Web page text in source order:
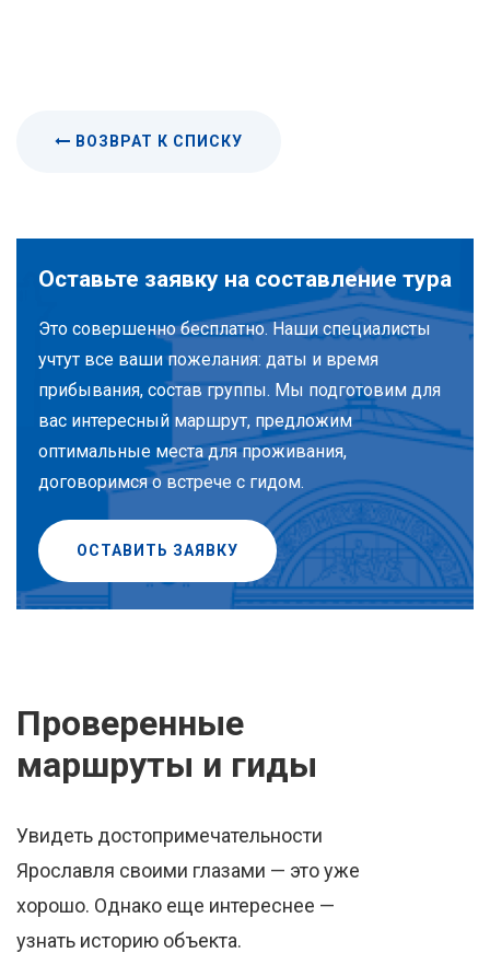
ВОЗВРАТ К СПИСКУ
Оставьте заявку на составление тура
Это совершенно бесплатно. Наши специалисты
учтут все ваши пожелания: даты и время
прибывания, состав группы. Мы подготовим для
вас интересный маршрут, предложим
оптимальные места для проживания,
договоримся о встрече с гидом.
ОСТАВИТЬ ЗАЯВКУ
Проверенные
маршруты и гиды
Увидеть достопримечательности
Ярославля своими глазами — это уже
хорошо. Однако еще интереснее —
узнать историю объекта.